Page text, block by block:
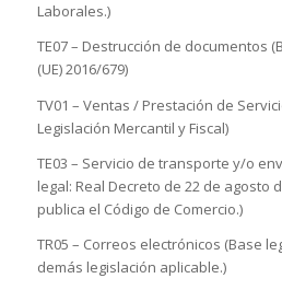
Laborales.)
TE07 – Destrucción de documentos
(UE) 2016/679)
TV01 – Ventas / Prestación de
Legislación Mercantil y Fiscal)
TE03 – Servicio de transporte y/o
legal: Real Decreto de 22 de agosto
publica el Código de Comercio.)
TR05 – Correos electrónicos (Base
demás legislación aplicable.)